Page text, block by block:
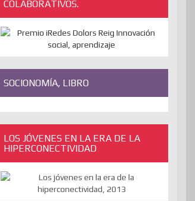
COLABORATIVOS.
SOCIONOMÍA, LIBRO
LOS JÓVENES EN LA ERA DE LA
HIPERCONECTIVIDAD